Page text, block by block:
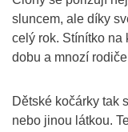
sluncem, ale díky
celý rok. Stínítko na
dobu a mnozí
Dětské kočárky tak
nebo jinou látkou.